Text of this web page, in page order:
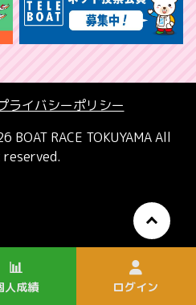
ライバシーポリシー
RACE TOKUYAMA All
📊
人成績 ログイン